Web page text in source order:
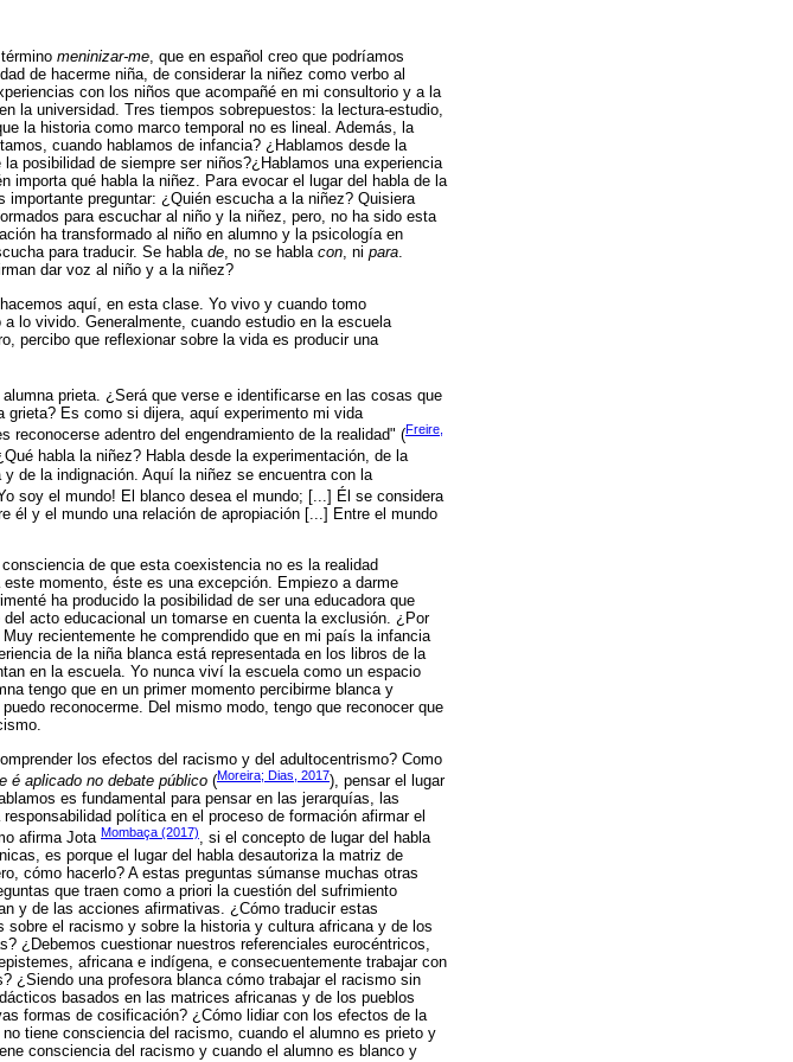
meninizar-me, que en español creo que podríamos
de hacerme niña, de considerar la niñez como verbo al
con los niños que acompañé en mi consultorio y a la
la universidad. Tres tiempos sobrepuestos: la lectura-estudio,
la historia como marco temporal no es lineal. Además, la
cuando hablamos de infancia? ¿Hablamos desde la
posibilidad de siempre ser niños?¿Hablamos una experiencia
importa qué habla la niñez. Para evocar el lugar del habla de la
preguntar: ¿Quién escucha a la niñez? Quisiera
para escuchar al niño y la niñez, pero, no ha sido esta
ha transformado al niño en alumno y la psicología en
para traducir. Se habla de, no se habla con, ni para.
dar voz al niño y a la niñez?
aquí, en esta clase. Yo vivo y cuando tomo
lo vivido. Generalmente, cuando estudio en la escuela
percibo que reflexionar sobre la vida es producir una
prieta. ¿Será que verse e identificarse en las cosas que
Es como si dijera, aquí experimento mi vida
reconocerse adentro del engendramiento de la realidad" (Freire,
habla la niñez? Habla desde la experimentación, de la
de la indignación. Aquí la niñez se encuentra con la
soy el mundo! El blanco desea el mundo; [...] Él se considera
él y el mundo una relación de apropiación [...] Entre el mundo
de que esta coexistencia no es la realidad
momento, éste es una excepción. Empiezo a darme
ha producido la posibilidad de ser una educadora que
acto educacional un tomarse en cuenta la exclusión. ¿Por
recientemente he comprendido que en mi país la infancia
de la niña blanca está representada en los libros de la
en la escuela. Yo nunca viví la escuela como un espacio
tengo que en un primer momento percibirme blanca y
reconocerme. Del mismo modo, tengo que reconocer que
los efectos del racismo y del adultocentrismo? Como
é aplicado no debate público (Moreira; Dias, 2017), pensar el lugar
es fundamental para pensar en las jerarquías, las
política en el proceso de formación afirmar el
afirma Jota Mombaça (2017), si el concepto de lugar del habla
es porque el lugar del habla desautoriza la matriz de
cómo hacerlo? A estas preguntas súmanse muchas otras
que traen como a priori la cuestión del sufrimiento
y de las acciones afirmativas. ¿Cómo traducir estas
el racismo y sobre la historia y cultura africana y de los
¿Debemos cuestionar nuestros referenciales eurocéntricos,
africana e indígena, e consecuentemente trabajar con
¿Siendo una profesora blanca cómo trabajar el racismo sin
basados en las matrices africanas y de los pueblos
formas de cosificación? ¿Cómo lidiar con los efectos de la
tiene consciencia del racismo, cuando el alumno es prieto y
consciencia del racismo y cuando el alumno es blanco y